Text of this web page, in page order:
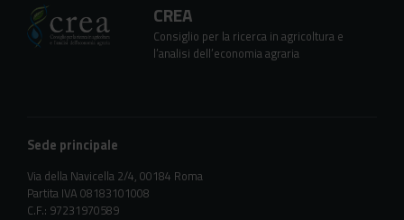
CREA
Consiglio per la ricerca in agricoltura e
l’analisi dell’economia agraria
Sede principale
Via della Navicella 2/4, 00184 Roma
Partita IVA 08183101008
C.F.: 97231970589